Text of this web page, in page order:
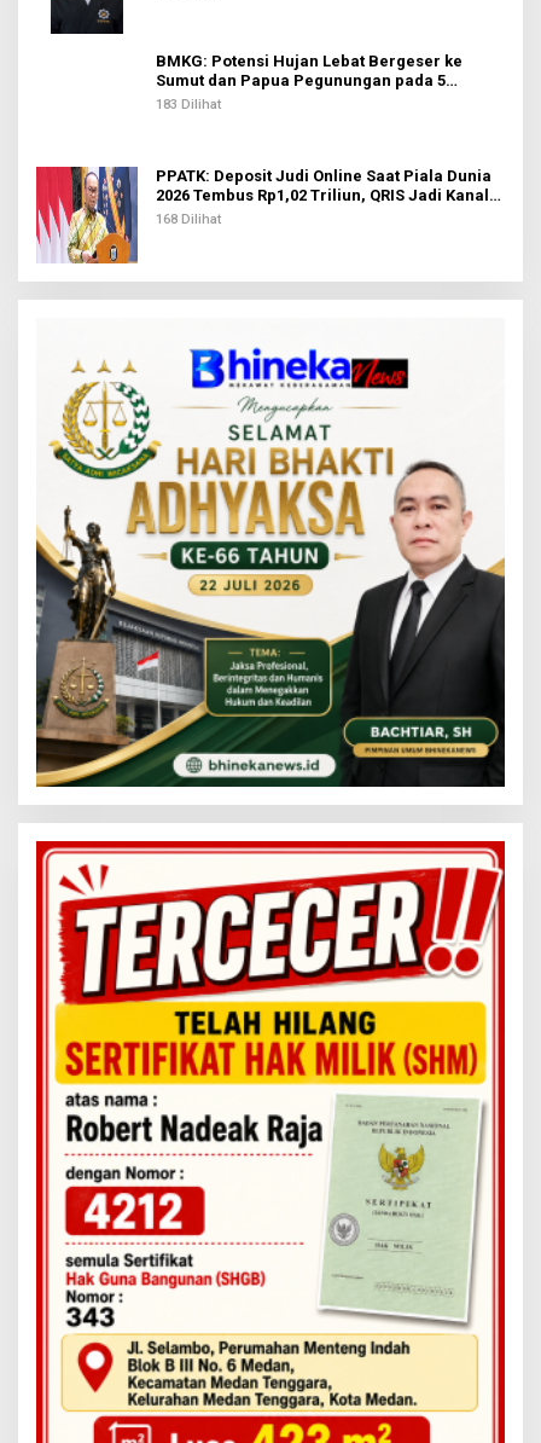
BMKG: Potensi Hujan Lebat Bergeser ke
Sumut dan Papua Pegunungan pada 5
Agustus
183 Dilihat
PPATK: Deposit Judi Online Saat Piala Dunia
2026 Tembus Rp1,02 Triliun, QRIS Jadi Kanal
Terbanyak
168 Dilihat